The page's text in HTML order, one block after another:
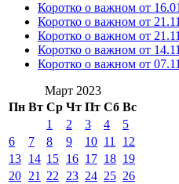
Коротко о важном от
Коротко о важном от
Коротко о важном от
Коротко о важном от
Коротко о важном от
Март 2023
Пн Вт Ср Чт Пт Сб Вс
1
2 3 4
5
6
7 8 9 10 11
12
13 14 15 16 17 18 19
20 21 22 23 24 25 26